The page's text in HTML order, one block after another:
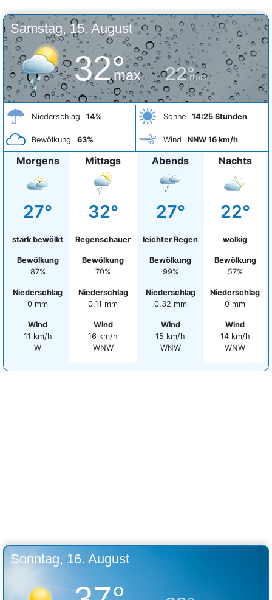
Samstag, 15. August
32°
max 22°
min
Niederschlag 14%
Bewölkung 63%
Sonne 14:25 Stunden
Wind NNW 16 km/h
Morgens
27°
stark bewölkt
Bewölkung
87%
Niederschlag
0 mm
Wind
11 km/h
W
Mittags
32°
Regenschauer
Bewölkung
70%
Niederschlag
0.11 mm
Wind
16 km/h
WNW
Abends
27°
leichter Regen
Bewölkung
99%
Niederschlag
0.32 mm
Wind
15 km/h
WNW
Nachts
22°
wolkig
Bewölkung
57%
Niederschlag
0 mm
Wind
14 km/h
WNW
Sonntag, 16. August